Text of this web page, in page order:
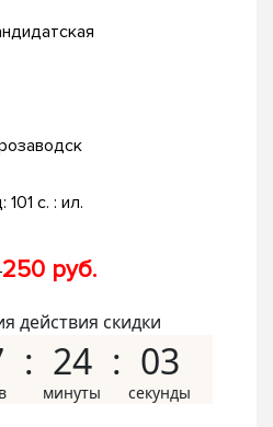
101 с. : ил.
250 руб.
действия скидки
24 02